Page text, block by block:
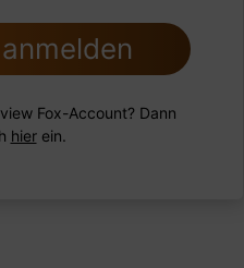
Fox-Account? Dann
hierein.